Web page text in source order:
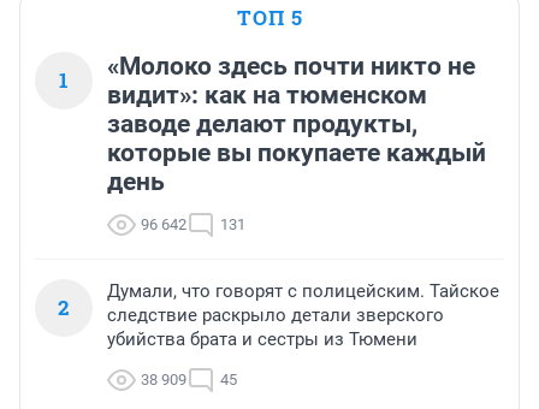
ТОП 5
1
«Молоко здесь почти никто не
видит»: как на тюменском
заводе делают продукты,
которые вы покупаете каждый
день
96 642 131
2
Думали, что говорят с полицейским. Тайское
следствие раскрыло детали зверского
убийства брата и сестры из Тюмени
38 909 45